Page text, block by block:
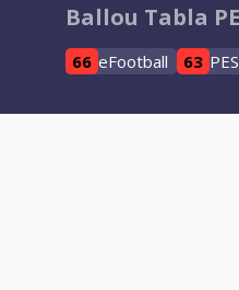
Ballou Tabla
66 eFootball 63